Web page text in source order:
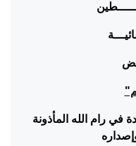
في رام الله المأذونة